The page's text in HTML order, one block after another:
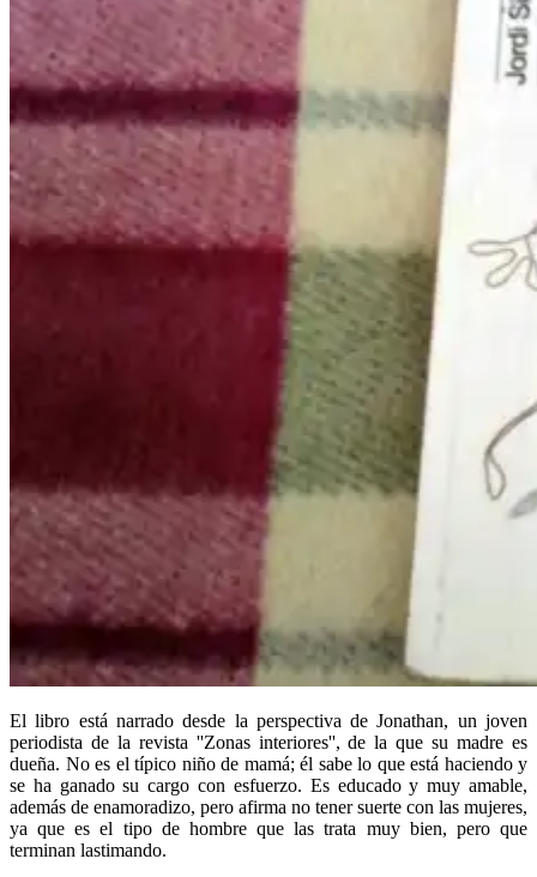
El libro está narrado desde la perspectiva de Jonathan, un joven
periodista de la revista ''Zonas interiores'', de la que su madre es
dueña. No es el típico niño de mamá; él sabe lo que está haciendo y
se ha ganado su cargo con esfuerzo. Es educado y muy amable,
además de enamoradizo, pero afirma no tener suerte con las mujeres,
ya que es el tipo de hombre que las trata muy bien, pero que
terminan lastimando.